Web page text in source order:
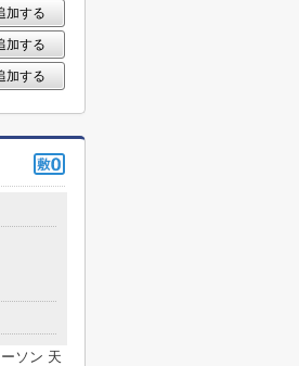
加する
加する
加する
ソン 天